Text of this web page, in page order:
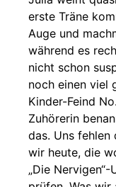
erste Träne
Auge und
während es
nicht schon
noch einen viel
Kinder-Feind
Zuhörerin
das. Uns fehlen
wir heute, die
„Die